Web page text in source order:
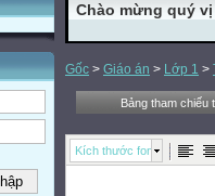
Chào mừng quý
Gốc > Giáo án > Lớp 1 >
Bảng tham chiếu
Kích thước font